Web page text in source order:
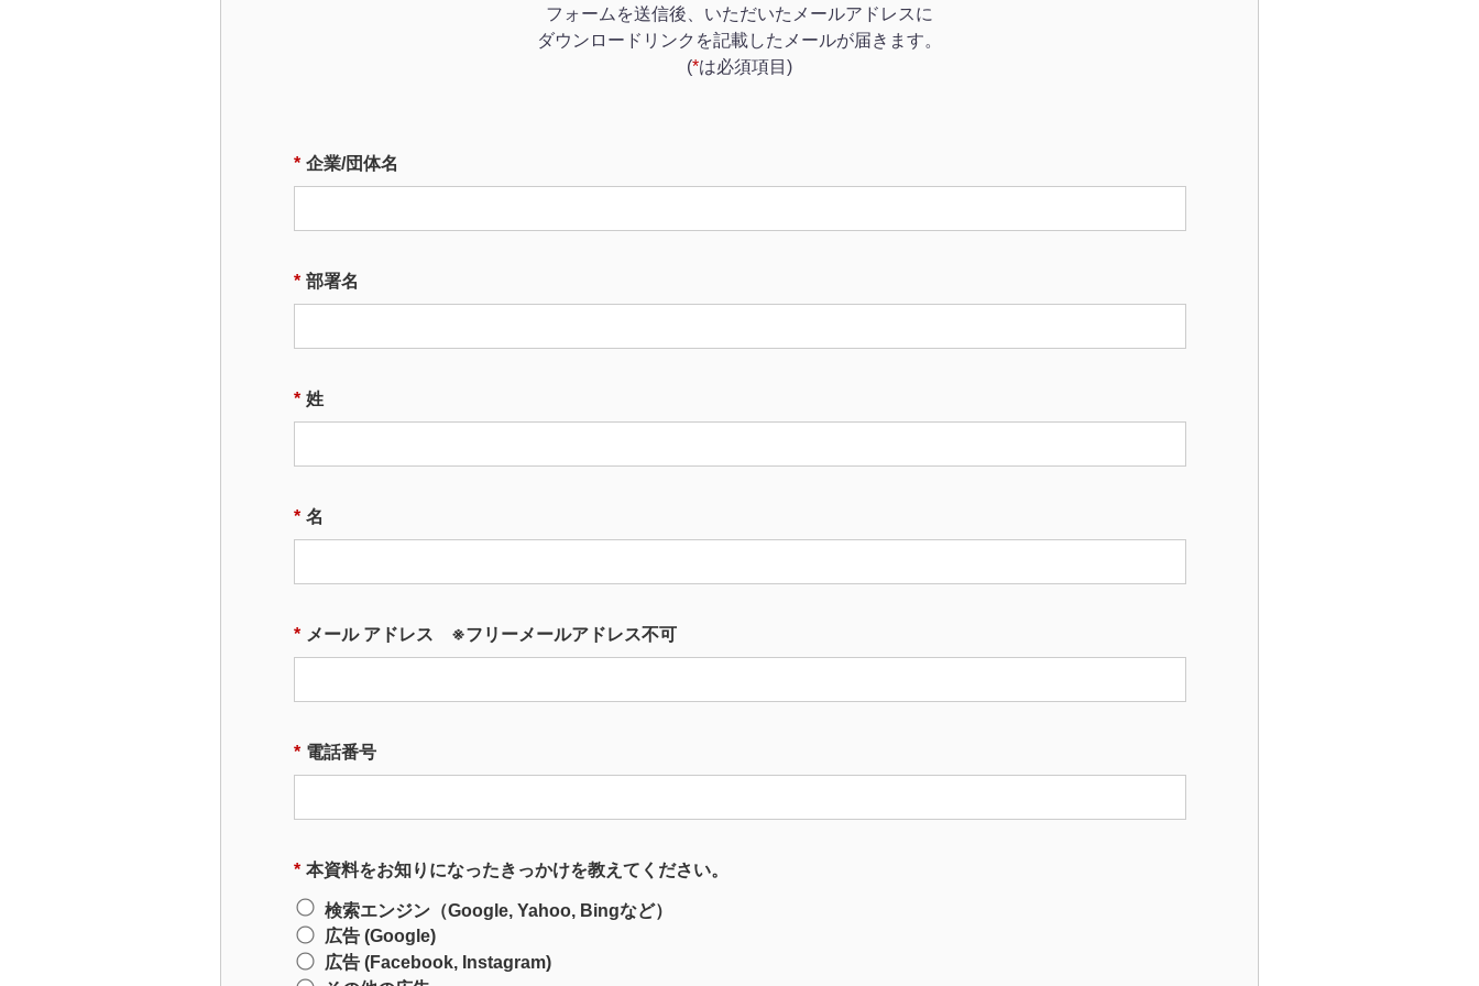
フォームを送信後、いただいたメールアドレスに
ダウンロードリンクを記載したメールが届きます。
(*は必須項目)
* 企業/団体名
* 部署名
* 姓
* 名
* メール アドレス ※フリーメールアドレス不可
* 電話番号
* 本資料をお知りになったきっかけを教えてください。
検索エンジン（Google, Yahoo, Bingなど）
広告 (Google)
広告 (Facebook, Instagram)